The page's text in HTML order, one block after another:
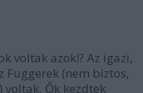
voltak azok!? Az igazi,
Fuggerek (nem biztos,
Ők kezdtek